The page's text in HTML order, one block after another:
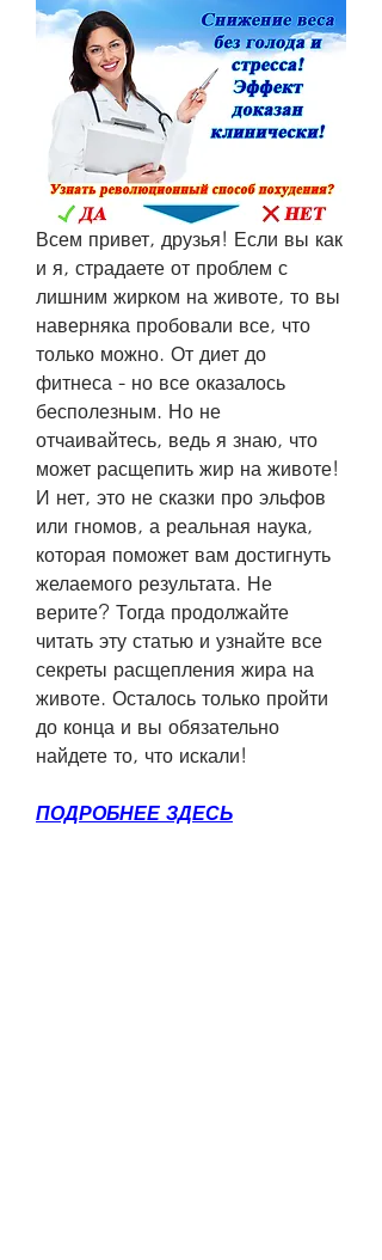
Всем привет, друзья! Если вы как
и я, страдаете от проблем с
лишним жирком на животе, то вы
наверняка пробовали все, что
только можно. От диет до
фитнеса - но все оказалось
бесполезным. Но не
отчаивайтесь, ведь я знаю, что
может расщепить жир на животе!
И нет, это не сказки про эльфов
или гномов, а реальная наука,
которая поможет вам достигнуть
желаемого результата. Не
верите? Тогда продолжайте
читать эту статью и узнайте все
секреты расщепления жира на
животе. Осталось только пройти
до конца и вы обязательно
найдете то, что искали!
ПОДРОБНЕЕ ЗДЕСЬ